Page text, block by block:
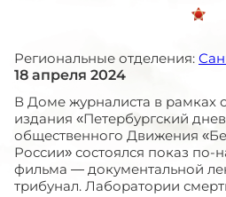
Региональные отделения:
18 апреля 2024
В Доме журналиста в рамках
издания «Петербургский
общественного Движения
России» состоялся показ
фильма — документальной
трибунал. Лаборатории